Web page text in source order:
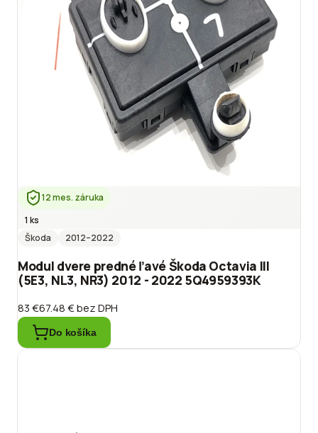
12 mes. záruka
1 ks
Škoda
2012–2022
Modul dvere predné ľavé Škoda Octavia III
(5E3, NL3, NR3) 2012 - 2022 5Q4959393K
83 €67.48 €bez DPH
Do košíka